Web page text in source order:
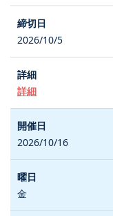
2026/10/5
詳細
2026/10/16
金